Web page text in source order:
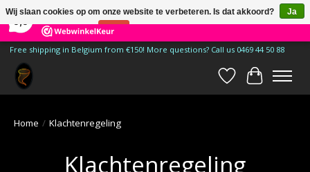
185 Reviews ×
Free shipping in Belgium from €150! More questions? Call us 0469 44 50 88
Verlanglijst
Home / Klachtenregeling
Klachtenregeling
Wij slaan cookies op om onze website te verbeteren. Is dat akkoord?
Ja
Nee